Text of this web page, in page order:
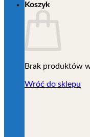
Koszyk
Brak produktów
Wróć do sklepu